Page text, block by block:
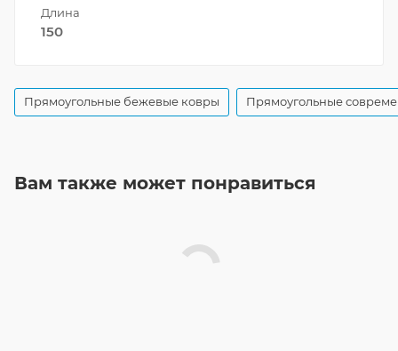
Длина
150
Прямоугольные бежевые ковры Прямоугольные
Вам также может понравиться